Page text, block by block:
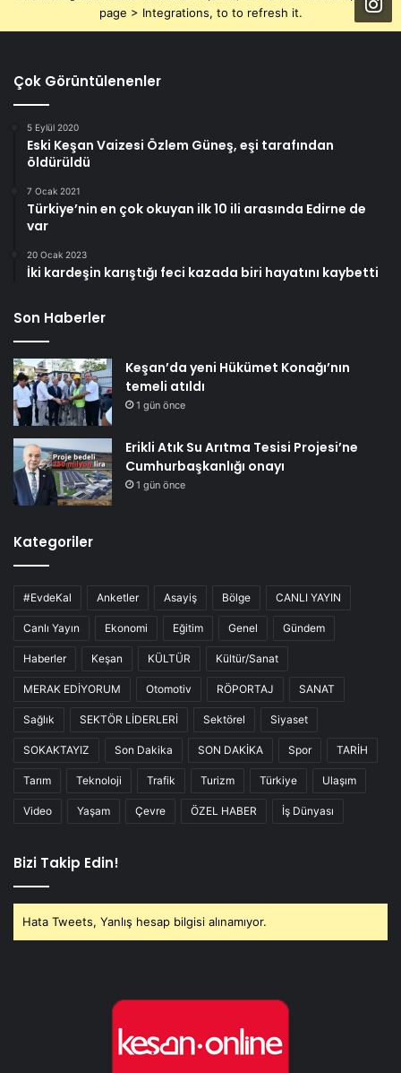
page > Integrations, to to refresh it.
Çok Görüntülenenler
5 Eylül 2020
Eski Keşan Vaizesi Özlem Güneş, eşi tarafından
öldürüldü
7 Ocak 2021
Türkiye’nin en çok okuyan ilk 10 ili arasında Edirne de
var
20 Ocak 2023
İki kardeşin karıştığı feci kazada biri hayatını kaybetti
Son Haberler
Keşan’da yeni Hükümet Konağı’nın
temeli atıldı
1 gün önce
Erikli Atık Su Arıtma Tesisi Projesi’ne
Cumhurbaşkanlığı onayı
1 gün önce
Kategoriler
#EvdeKal Anketler Asayiş Bölge CANLI YAYIN
Canlı Yayın Ekonomi Eğitim Genel Gündem
Haberler Keşan KÜLTÜR Kültür/Sanat
MERAK EDİYORUM Otomotiv RÖPORTAJ SANAT
Sağlık SEKTÖR LİDERLERİ Sektörel Siyaset
SOKAKTAYIZ Son Dakika SON DAKİKA Spor TARİH
Tarım Teknoloji Trafik Turizm Türkiye Ulaşım
Video Yaşam Çevre ÖZEL HABER İş Dünyası
Bizi Takip Edin!
Hata Tweets, Yanlış hesap bilgisi alınamıyor.